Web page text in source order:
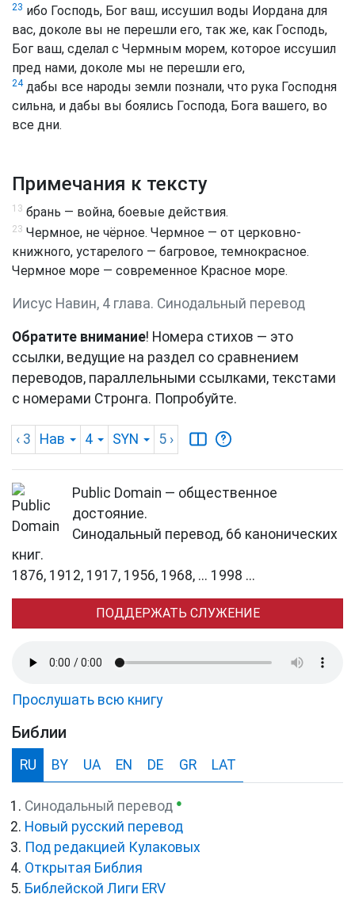
23 ибо Господь, Бог ваш, иссушил воды Иордана для
вас, доколе вы не перешли его, так же, как Господь,
Бог ваш, сделал с Чермным морем, которое иссушил
пред нами, доколе мы не перешли его,
24дабы все народы земли познали, что рука Господня
сильна, и дабы вы боялись Господа, Бога вашего, во
все дни.
Примечания к тексту
13 брань — война, боевые действия.
23 Чермное, не чёрное. Чермное — от церковно-
книжного, устарелого — багровое, темнокрасное.
Чермное море — современное Красное море.
Иисус Навин, 4 глава. Синодальный перевод
Обратите внимание! Номера стихов — это
ссылки, ведущие на раздел со сравнением
переводов, параллельными ссылками, текстами
с номерами Стронга. Попробуйте.
‹ 3 Нав 4 SYN 5 ›
Public Domain — общественное
достояние.
Синодальный перевод, 66 канонических
книг.
1876, 1912, 1917, 1956, 1968, ... 1998 ...
ПОДДЕРЖАТЬ СЛУЖЕНИЕ
Прослушать всю книгу
Библии
RU BY UA EN DE GR LAT
Синодальный перевод ●
Новый русский перевод
Под редакцией Кулаковых
Открытая Библия
Библейской Лиги ERV